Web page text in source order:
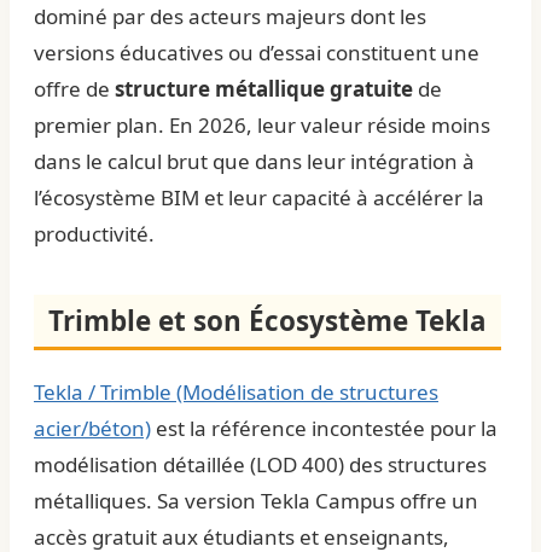
dominé par des acteurs majeurs dont les
versions éducatives ou d’essai constituent une
offre de structure métallique gratuite de
premier plan. En 2026, leur valeur réside moins
dans le calcul brut que dans leur intégration à
l’écosystème BIM et leur capacité à accélérer la
productivité.
Trimble et son Écosystème Tekla
Tekla / Trimble (Modélisation de structures
acier/béton) est la référence incontestée pour la
modélisation détaillée (LOD 400) des structures
métalliques. Sa version Tekla Campus offre un
accès gratuit aux étudiants et enseignants,